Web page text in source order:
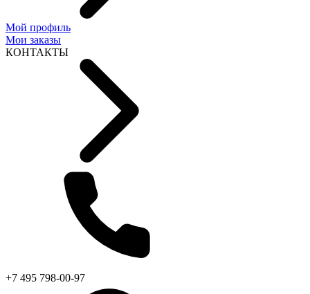
Мой профиль
Мои заказы
КОНТАКТЫ
+7 495 798-00-97